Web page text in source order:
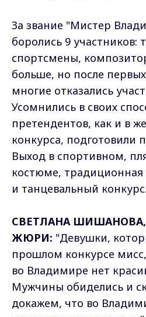
За звание "Мистер
боролись 9 участников:
спортсмены,
больше, но после
многие отказались
Усомнились в своих
претендентов, как и в
конкурса, подготовили
Выход в спортивном,
костюме, традиционная
и танцевальный конкурс.
СВЕТЛАНА ШИШАНОВА,
ЖЮРИ: "Девушки,
прошлом конкурсе мисс,
во Владимире нет
Мужчины обиделись и
докажем, что во